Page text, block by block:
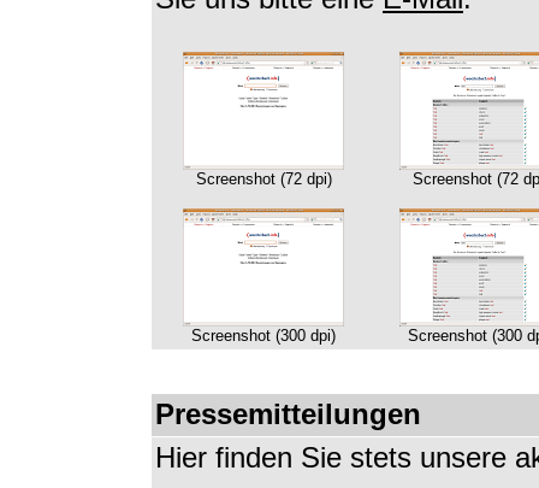
Screenshot (72 dpi) Screenshot (72
Screenshot (300 dpi) Screenshot (300
Pressemitteilungen
Hier finden Sie stets unsere